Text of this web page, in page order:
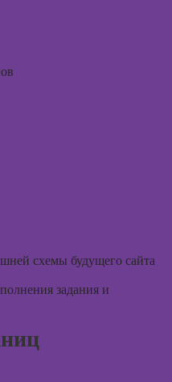
схемы будущего сайта
задания и